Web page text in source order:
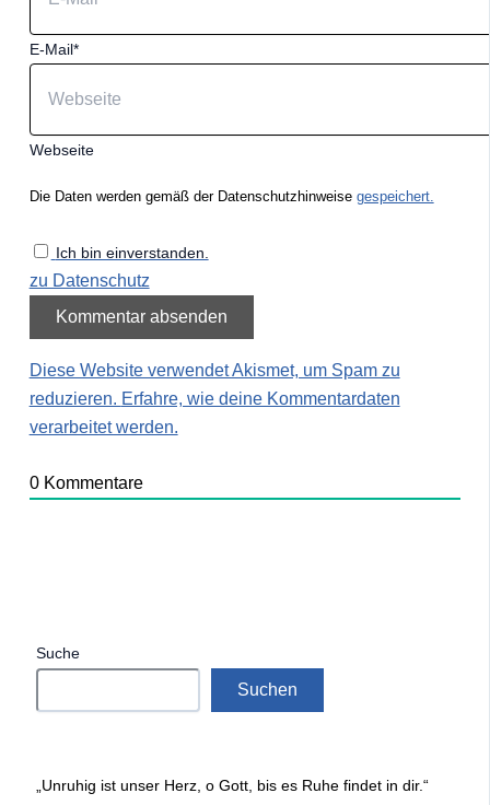
E-Mail*
Webseite
Die Daten werden gemäß der Datenschutzhinweise gespeichert.
Ich bin einverstanden.
zu Datenschutz
Diese Website verwendet Akismet, um Spam zu
reduzieren. Erfahre, wie deine Kommentardaten
verarbeitet werden.
0Kommentare
Suche
Suchen
„Unruhig ist unser Herz, o Gott, bis es Ruhe findet in dir.“